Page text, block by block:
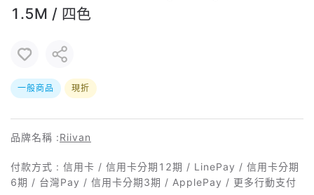
1.5M / 四色
一般商品 現折
品牌名稱 :Riivan
付款方式 : 信用卡 / 信用卡分期12期 / LinePay / 信用卡分期
6期 / 台灣Pay / 信用卡分期3期 / ApplePay / 更多行動支付